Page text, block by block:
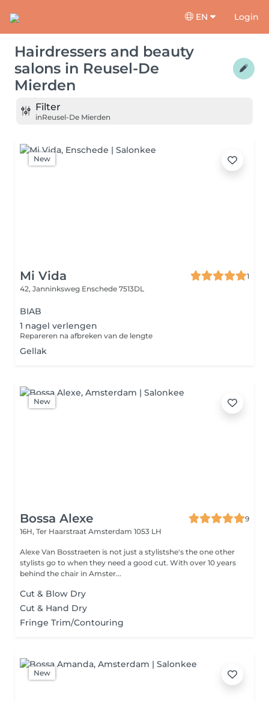
EN Login
Hairdressers and beauty
salons in Reusel-De
Mierden
Filter
inReusel-De Mierden
New
Mi Vida
1
42, Janninksweg Enschede 7513DL
BIAB
1 nagel verlengen
Repareren na afbreken van de lengte
Gellak
New
Bossa Alexe
9
16H, Ter Haarstraat Amsterdam 1053 LH
Alexe Van Bosstraeten is not just a stylistshe's the one other
stylists go to when they need a good cut. With over 10 years
behind the chair in Amster...
Cut & Blow Dry
Cut & Hand Dry
Fringe Trim/Contouring
New